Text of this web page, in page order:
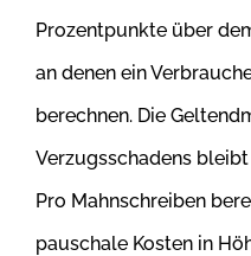
Prozentpunkte über
an denen ein
berechnen. Die
Verzugsschadens
Pro Mahnschreiben
pauschale Kosten in